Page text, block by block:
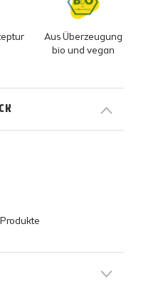
Aus Überzeugung
bio und vegan